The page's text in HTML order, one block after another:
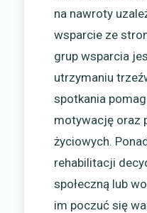
na nawroty
wsparcie ze
grup wsparcia
utrzymaniu
spotkania
motywację oraz
życiowych.
rehabilitacji
społeczną lub
im poczuć się